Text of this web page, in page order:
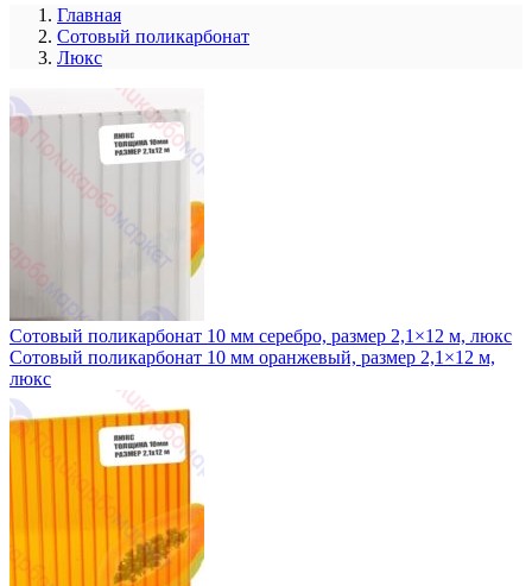
Главная
Сотовый поликарбонат
Люкс
Сотовый поликарбонат 10 мм серебро, размер 2,1×12 м, люкс
Сотовый поликарбонат 10 мм оранжевый, размер 2,1×12 м,
люкс